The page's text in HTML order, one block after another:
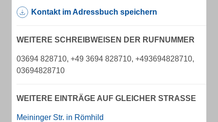
Kontakt im Adressbuch speichern
WEITERE SCHREIBWEISEN DER RUFNUMMER
03694 828710, +49 3694 828710, +493694828710,
03694828710
WEITERE EINTRÄGE AUF GLEICHER STRASSE
Meininger Str. in Römhild